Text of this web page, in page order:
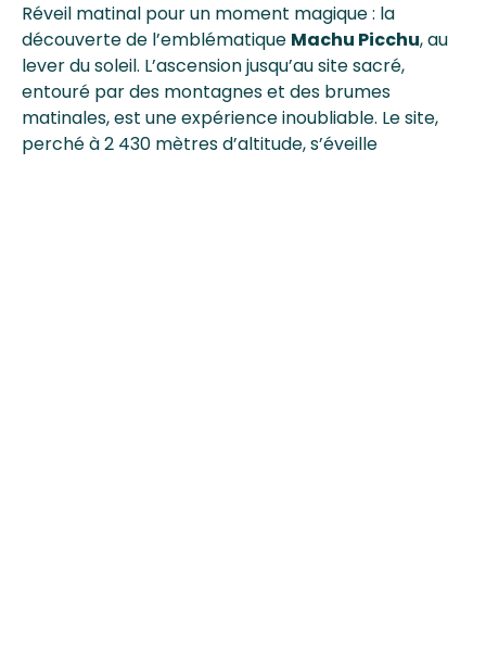
Réveil matinal pour un moment magique : la
découverte de l’emblématique Machu Picchu, au
lever du soleil. L’ascension jusqu’au site sacré,
entouré par des montagnes et des brumes
matinales, est une expérience inoubliable. Le site,
perché à 2 430 mètres d’altitude, s’éveille